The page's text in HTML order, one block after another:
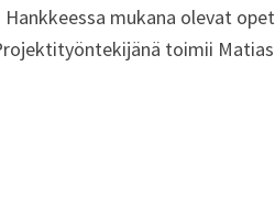
mukana olevat
toimii